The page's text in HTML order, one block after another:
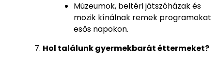
Múzeumok, beltéri játszóházak és
mozik kínálnak remek programokat
esős napokon.
Hol találunk gyermekbarát éttermeket?